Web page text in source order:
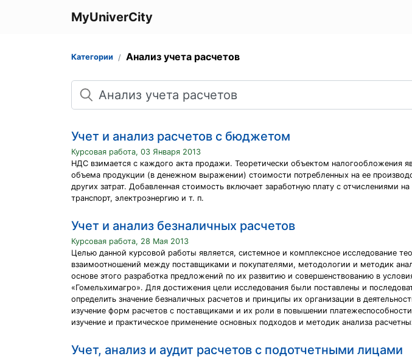
MyUniverCity
Категории Анализ учета расчетов
Поиск
Учет и анализ расчетов с бюджетом
Курсовая работа, 03 Января 2013
НДС взимается с каждого акта продажи. Теоретически объектом налогообложения
объема продукции (в денежном выражении) стоимости потребленных на ее
других затрат. Добавленная стоимость включает заработную плату с отчислениями
транспорт, электроэнергию и т. п.
Учет и анализ безналичных расчетов
Курсовая работа, 28 Мая 2013
Целью данной курсовой работы является, системное и комплексное исследование
взаимоотношений между поставщиками и покупателями, методологии и методик
основе этого разработка предложений по их развитию и совершенствованию в
«Гомельхимагро». Для достижения цели исследования были поставлены и
определить значение безналичных расчетов и принципы их организации в
изучение форм расчетов с поставщиками и их роли в повышении
изучение и практическое применение основных подходов и методик анализа
Учет, анализ и аудит расчетов с подотчетными лицами